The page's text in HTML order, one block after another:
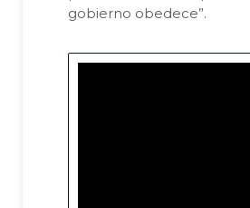
gobierno obedece”.